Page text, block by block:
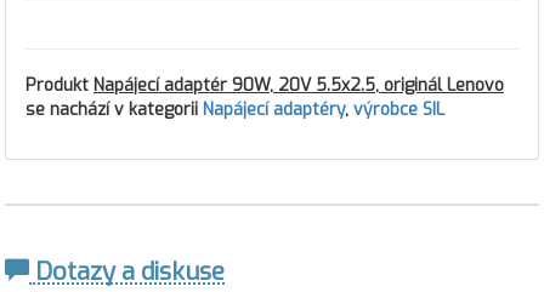
Produkt Napájecí adaptér 90W, 20V 5.5x2.5, originál Lenovo
se nachází v kategorii Napájecí adaptéry, výrobce SIL
Dotazy a diskuse